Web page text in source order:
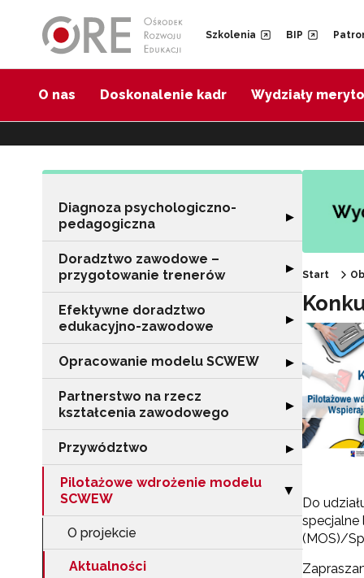
Szkolenia BIP
O nas Doskonalenie kadr Wydziały
Diagnoza psychologiczno-
pedagogiczna
Rozwiń sekcję
▶
Doradztwo zawodowe –
przygotowanie trenerów
Rozwiń sekcję
▶
Efektywne doradztwo
edukacyjno-zawodowe
Rozwiń sekcję
▶
Opracowanie modelu SCWEW Rozwiń sekcję
▶
Partnerstwo na rzecz
kształcenia zawodowego
Rozwiń sekcję
▶
Przywództwo Rozwiń sekcję
▶
Pilotażowe wdrożenie modelu
SCWEW
Zwiń sekcję
▶
O projekcie
Aktualności
Start
Do
specjalne
(MOS)/